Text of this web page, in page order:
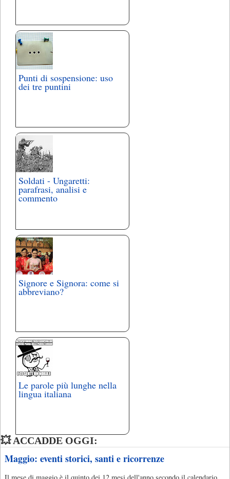
Punti di sospensione: uso
dei tre puntini
Soldati - Ungaretti:
parafrasi, analisi e
commento
Signore e Signora: come si
abbreviano?
Le parole più lunghe nella
lingua italiana
💥 ACCADDE OGGI:
Maggio: eventi storici, santi e ricorrenze